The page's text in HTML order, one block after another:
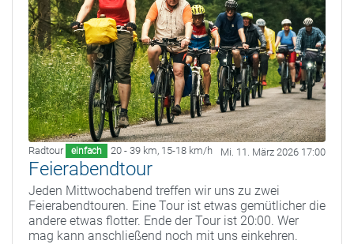
Radtour einfach 20 - 39 km, 15-18 km/h Mi. 11. März 2026 17:00
Feierabendtour
Jeden Mittwochabend treffen wir uns zu zwei
Feierabendtouren. Eine Tour ist etwas gemütlicher die
andere etwas flotter. Ende der Tour ist 20:00. Wer
mag kann anschließend noch mit uns einkehren.